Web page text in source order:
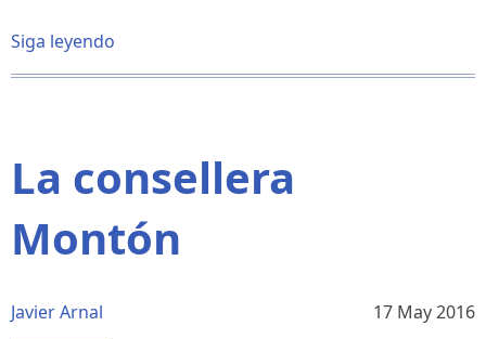
Siga leyendo
carácter
La consellera
Montón
Javier Arnal 17 May 2016